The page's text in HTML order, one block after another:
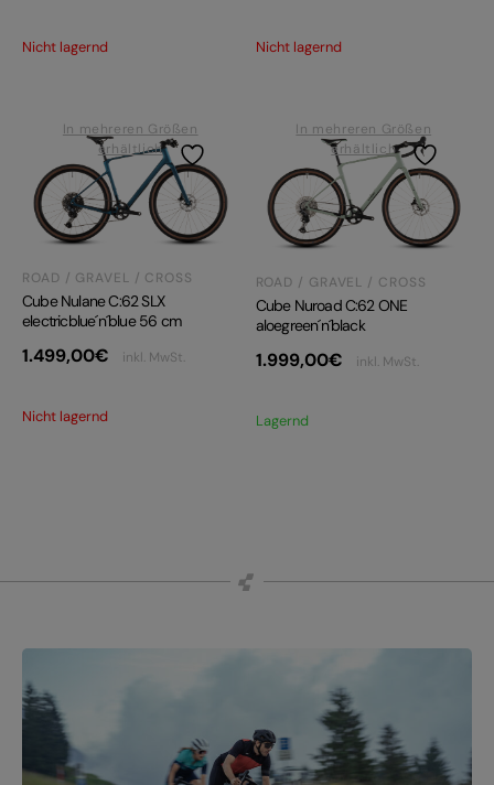
Nicht lagernd Nicht lagernd
In mehreren Größen
erhältlich
ROAD / GRAVEL / CROSS
Cube Nulane C:62 SLX
electricblue´n´blue 56 cm
1.499,00€ inkl. MwSt.
Nicht lagernd
In mehreren Größen
erhältlich
ROAD / GRAVEL / CROSS
Cube Nuroad C:62 ONE
aloegreen´n´black
1.999,00€ inkl. MwSt.
Lagernd